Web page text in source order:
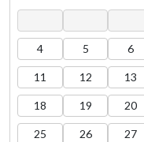
4 5 6
11 12 13
18 19 20
25 26 27